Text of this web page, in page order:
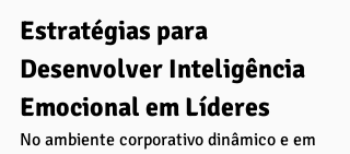
Estratégias para
Desenvolver Inteligência
Emocional em Líderes
No ambiente corporativo dinâmico e em